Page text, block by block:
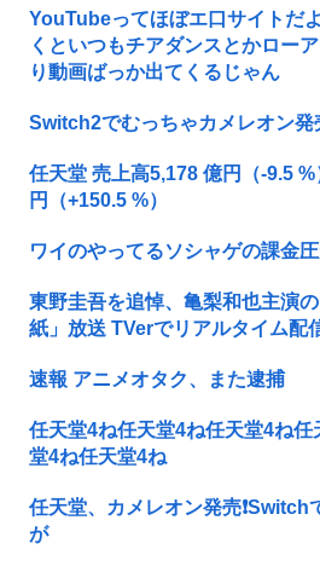
YouTubeってほぼエ口サイトだ
くといつもチアダンスとかロー
り動画ばっか出てくるじゃん
Switch2でむっちゃカメレオン発
任天堂 売上高5,178 億円（-9.5
円（+150.5 %）
ワイのやってるソシャゲの課金
東野圭吾を追悼、亀梨和也主演
紙」放送 TVerでリアルタイム配
速報 アニメオタク、また逮捕
任天堂4ね任天堂4ね任天堂4ね
堂4ね任天堂4ね
任天堂、カメレオン発売❗Switch
が